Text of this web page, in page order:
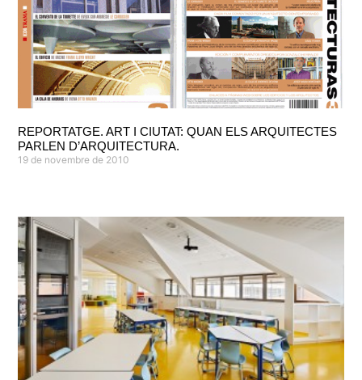
REPORTATGE. ART I CIUTAT: QUAN ELS ARQUITECTES
PARLEN D’ARQUITECTURA.
19 de novembre de 2010